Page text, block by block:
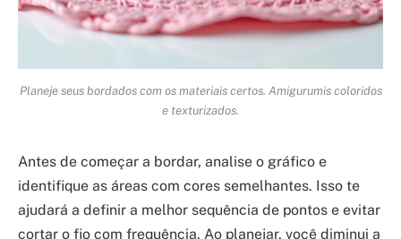
Planeje seus bordados com os materiais certos. Amigurumis coloridos
e texturizados.
Antes de começar a bordar, analise o gráfico e
identifique as áreas com cores semelhantes. Isso te
ajudará a definir a melhor sequência de pontos e evitar
cortar o fio com frequência. Ao planejar, você diminui a